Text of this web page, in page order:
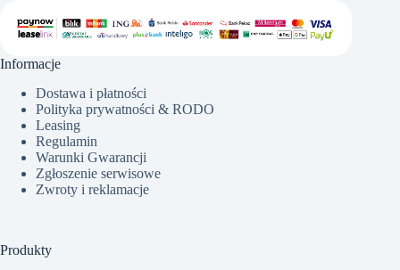
Informacje
Dostawa i płatności
Polityka prywatności & RODO
Leasing
Regulamin
Warunki Gwarancji
Zgłoszenie serwisowe
Zwroty i reklamacje
Produkty